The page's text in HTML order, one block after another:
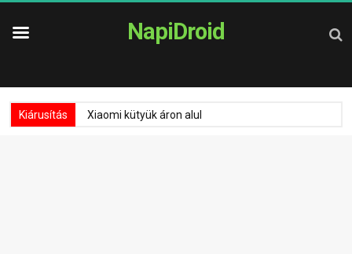
NapiDroid
Kiárusítás Xiaomi kütyük áron alul